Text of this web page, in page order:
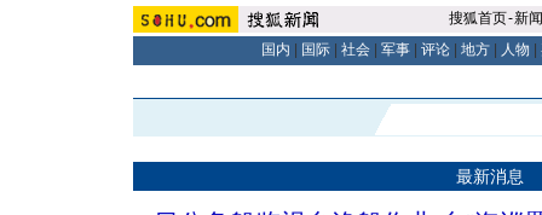
搜狐首页-新闻
国内
国际| 社会| 军事| 评论| 地方| 人物
最新消息